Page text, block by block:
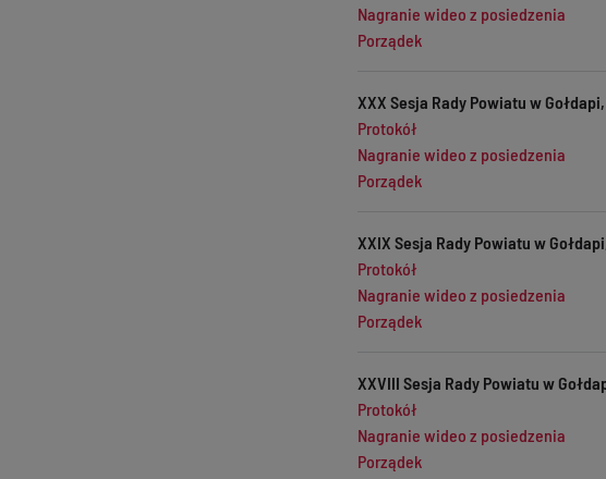
Nagranie wideo z posiedzenia
Porządek
XXX Sesja Rady Powiatu w
Protokół
Nagranie wideo z posiedzenia
Porządek
XXIX Sesja Rady Powiatu w
Protokół
Nagranie wideo z posiedzenia
Porządek
XXVIII Sesja Rady Powiatu w
Protokół
Nagranie wideo z posiedzenia
Porządek